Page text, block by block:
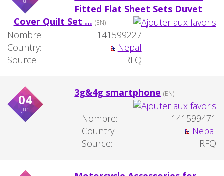
Fitted Flat Sheet Sets Duvet
Cover Quilt Set ... (EN)
Nombre:
141599227
Country:
Nepal
Source:
RFQ
04
jun
3g&4g smartphone (EN)
Nombre:
141599471
Country:
Nepal
Source:
RFQ